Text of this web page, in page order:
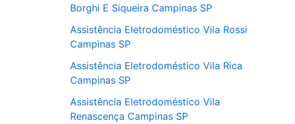
Borghi E Siqueira Campinas SP
Assistência Eletrodoméstico Vila Rossi
Campinas SP
Assistência Eletrodoméstico Vila Rica
Campinas SP
Assistência Eletrodoméstico Vila
Renascença Campinas SP